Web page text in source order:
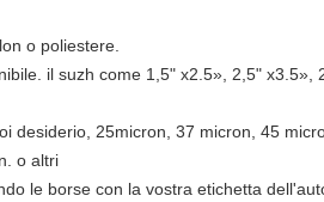
o poliestere.
il suzh come 1,5" x2.5», 2,5" x3.5»,
desiderio, 25micron, 37 micron, 45
o altri
le borse con la vostra etichetta